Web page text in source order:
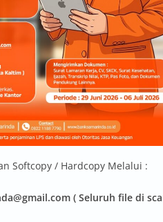
Softcopy / Hardcopy Melalui :
( Seluruh file di